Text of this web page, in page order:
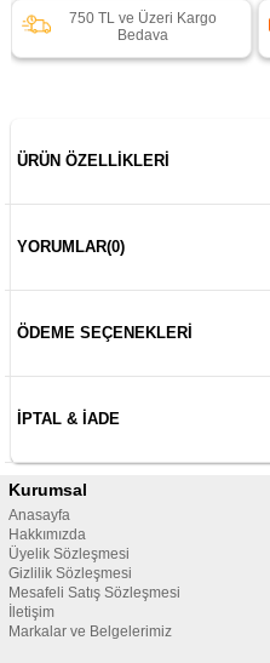
750 TL ve Üzeri Kargo
Bedava
ÜRÜN ÖZELLIKLERI
YORUMLAR(0)
ÖDEME SEÇENEKLERI
İPTAL & İADE
Kurumsal
Anasayfa
Hakkımızda
Üyelik Sözleşmesi
Gizlilik Sözleşmesi
Mesafeli Satış Sözleşmesi
İletişim
Markalar ve Belgelerimiz